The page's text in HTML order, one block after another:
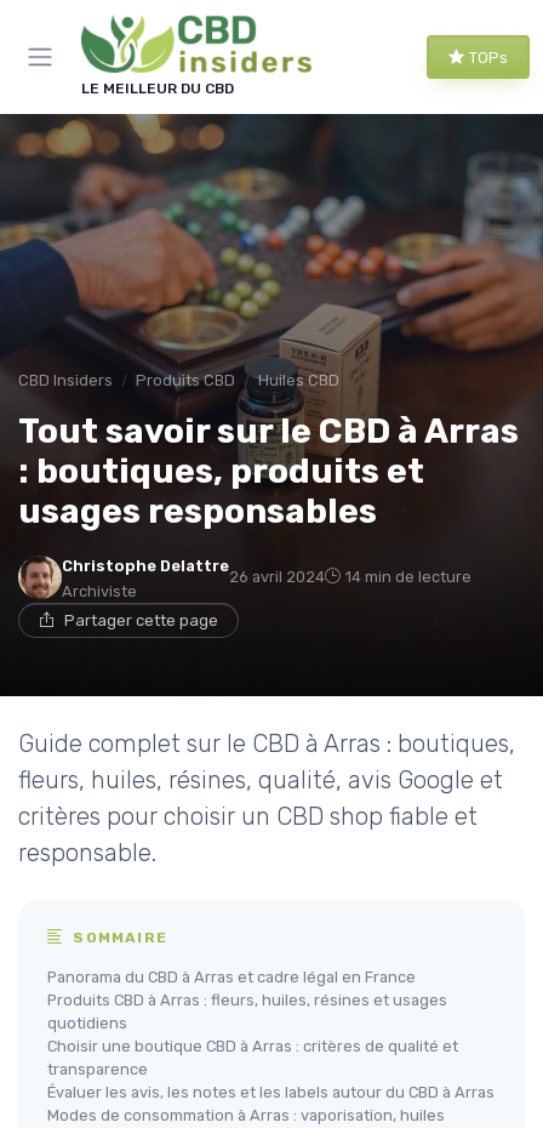
LE MEILLEUR DU CBD
TOPs
CBD Insiders Produits CBD Huiles CBD
Tout savoir sur le CBD à Arras
: boutiques, produits et
usages responsables
Christophe Delattre
Archiviste
26 avril 2024 14 min de lecture
Partager cette page
Guide complet sur le CBD à Arras : boutiques,
fleurs, huiles, résines, qualité, avis Google et
critères pour choisir un CBD shop fiable et
responsable.
SOMMAIRE
Panorama du CBD à Arras et cadre légal en France
Produits CBD à Arras : fleurs, huiles, résines et usages
quotidiens
Choisir une boutique CBD à Arras : critères de qualité et
transparence
Évaluer les avis, les notes et les labels autour du CBD à Arras
Modes de consommation à Arras : vaporisation, huiles
Panneau de gestion des cookies